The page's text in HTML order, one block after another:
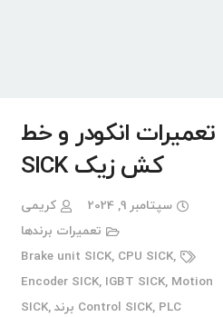
تعمیرات انکودر و خط
کش زیک SICK
سپتامبر 9, 2024
کریمی
تعمیرات برندها
Brake unit SICK, CPU SICK,
Encoder SICK, IGBT SICK, Motion
Control SICK, PLC برند SICK
,